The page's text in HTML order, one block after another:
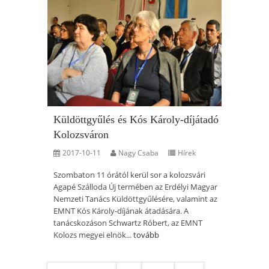
Küldöttgyűlés és Kós Károly-díjátadó
Kolozsváron
2017-10-11 Nagy Csaba Hírek
Szombaton 11 órától kerül sor a kolozsvári
Agapé Szálloda Új termében az Erdélyi Magyar
Nemzeti Tanács Küldöttgyűlésére, valamint az
EMNT Kós Károly-díjának átadására. A
tanácskozáson Schwartz Róbert, az EMNT
Kolozs megyei elnök...tovább